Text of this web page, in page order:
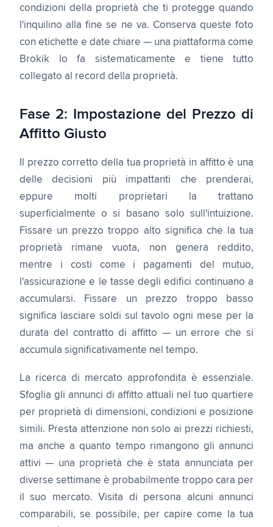
condizioni della proprietà che ti protegge quando
l'inquilino alla fine se ne va. Conserva queste foto
con etichette e date chiare — una piattaforma come
Brokik lo fa sistematicamente e tiene tutto
collegato al record della proprietà.
Fase 2: Impostazione del Prezzo di
Affitto Giusto
Il prezzo corretto della tua proprietà in affitto è una
delle decisioni più impattanti che prenderai,
eppure molti proprietari la trattano
superficialmente o si basano solo sull'intuizione.
Fissare un prezzo troppo alto significa che la tua
proprietà rimane vuota, non genera reddito,
mentre i costi come i pagamenti del mutuo,
l'assicurazione e le tasse degli edifici continuano a
accumularsi. Fissare un prezzo troppo basso
significa lasciare soldi sul tavolo ogni mese per la
durata del contratto di affitto — un errore che si
accumula significativamente nel tempo.
La ricerca di mercato approfondita è essenziale.
Sfoglia gli annunci di affitto attuali nel tuo quartiere
per proprietà di dimensioni, condizioni e posizione
simili. Presta attenzione non solo ai prezzi richiesti,
ma anche a quanto tempo rimangono gli annunci
attivi — una proprietà che è stata annunciata per
diverse settimane è probabilmente troppo cara per
il suo mercato. Visita di persona alcuni annunci
comparabili, se possibile, per capire come la tua